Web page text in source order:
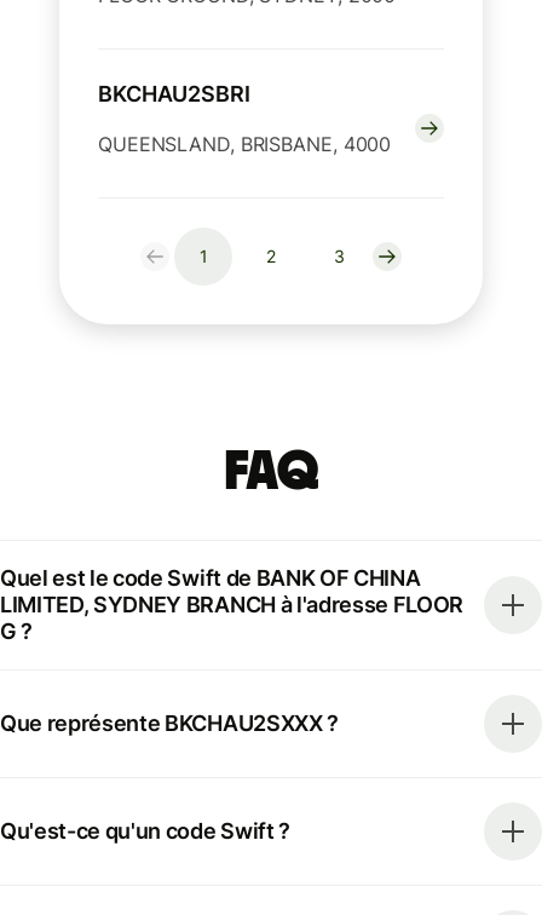
BKCHAU2SBRI
QUEENSLAND, BRISBANE, 4000
1 2 3
FAQ
Quel est le code Swift de BANK OF CHINA
LIMITED, SYDNEY BRANCH à l'adresse FLOOR
G ?
Que représente BKCHAU2SXXX ?
Qu'est-ce qu'un code Swift ?